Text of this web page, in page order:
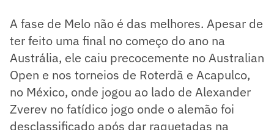
A fase de Melo não é das melhores. Apesar de
ter feito uma final no começo do ano na
Austrália, ele caiu precocemente no Australian
Open e nos torneios de Roterdã e Acapulco,
no México, onde jogou ao lado de Alexander
Zverev no fatídico jogo onde o alemão foi
desclassificado após dar raquetadas na